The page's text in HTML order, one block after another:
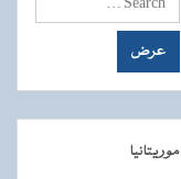
موريتانيا